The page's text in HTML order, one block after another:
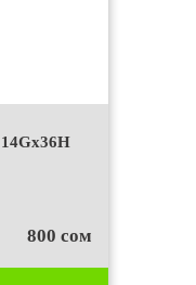
800 сом